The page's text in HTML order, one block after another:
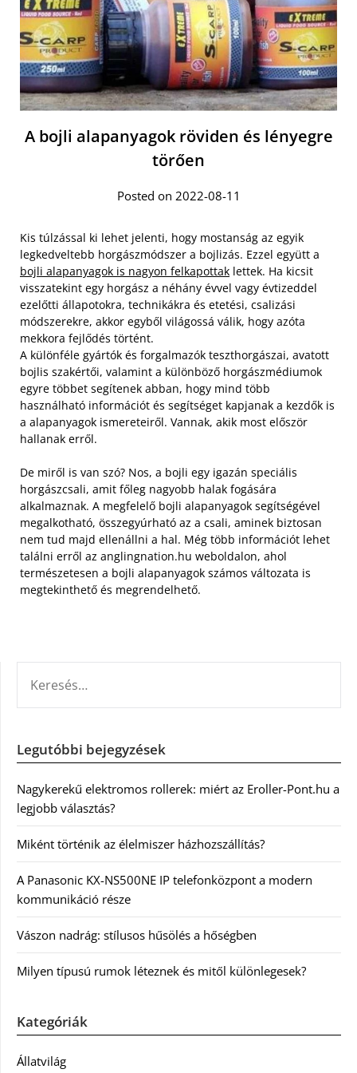
A bojli alapanyagok röviden és lényegre
törően
Posted on 2022-08-11
Kis túlzással ki lehet jelenti, hogy mostanság az egyik
legkedveltebb horgászmódszer a bojlizás. Ezzel együtt a
bojli alapanyagok is nagyon felkapottak lettek. Ha kicsit
visszatekint egy horgász a néhány évvel vagy évtizeddel
ezelőtti állapotokra, technikákra és etetési, csalizási
módszerekre, akkor egyből világossá válik, hogy azóta
mekkora fejlődés történt.
A különféle gyártók és forgalmazók teszthorgászai, avatott
bojlis szakértői, valamint a különböző horgászmédiumok
egyre többet segítenek abban, hogy mind több
használható információt és segítséget kapjanak a kezdők is
a alapanyagok ismereteiről. Vannak, akik most először
hallanak erről.
De miről is van szó? Nos, a bojli egy igazán speciális
horgászcsali, amit főleg nagyobb halak fogására
alkalmaznak. A megfelelő bojli alapanyagok segítségével
megalkotható, összegyúrható az a csali, aminek biztosan
nem tud majd ellenállni a hal. Még több információt lehet
találni erről az anglingnation.hu weboldalon, ahol
természetesen a bojli alapanyagok számos változata is
megtekinthető és megrendelhető.
Legutóbbi bejegyzések
Nagykerekű elektromos rollerek: miért az Eroller-Pont.hu a
legjobb választás?
Miként történik az élelmiszer házhozszállítás?
A Panasonic KX-NS500NE IP telefonközpont a modern
kommunikáció része
Vászon nadrág: stílusos hűsölés a hőségben
Milyen típusú rumok léteznek és mitől különlegesek?
Kategóriák
Állatvilág